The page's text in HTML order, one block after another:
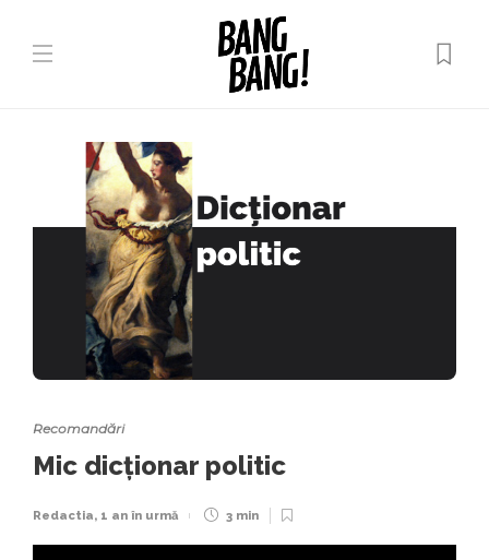
Recomandări
Mic dicționar politic
Redactia, 1 an în urmă 3 min